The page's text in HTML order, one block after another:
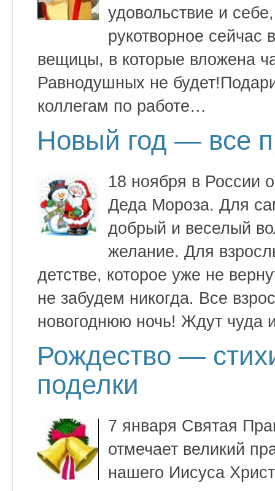
удовольствие и
рукотворное
вещицы, в которые вложена
Равнодушных не
коллегам по работе…
Новый год — все
18 ноября в России
Деда Мороза. Для
добрый и веселый
желание. Для
детстве, которое уже не
не забудем никогда. Все
новогоднюю ночь! Ждут чуда
Рождество —
поделки
7 января Святая
отмечает великий
нашего Иисуса